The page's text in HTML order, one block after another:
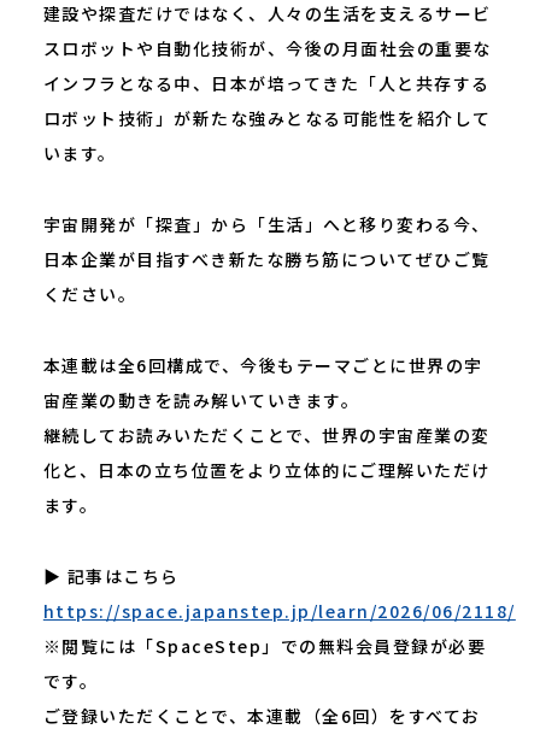
建設や探査だけではなく、人々の生活を支えるサービ
スロボットや自動化技術が、今後の月面社会の重要な
インフラとなる中、日本が培ってきた「人と共存する
ロボット技術」が新たな強みとなる可能性を紹介して
います。
宇宙開発が「探査」から「生活」へと移り変わる今、
日本企業が目指すべき新たな勝ち筋についてぜひご覧
ください。
本連載は全6回構成で、今後もテーマごとに世界の宇
宙産業の動きを読み解いていきます。
継続してお読みいただくことで、世界の宇宙産業の変
化と、日本の立ち位置をより立体的にご理解いただけ
ます。
▶ 記事はこちら
https://space.japanstep.jp/learn/2026/06/2118/
※閲覧には「SpaceStep」での無料会員登録が必要
です。
ご登録いただくことで、本連載（全6回）をすべてお